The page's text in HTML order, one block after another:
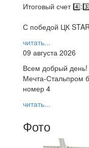
Итоговый счет
С победой ЦК
читать...
09 августа 2026
Всем добрый
Мечта-Стальпром
номер 4
читать...
Фото